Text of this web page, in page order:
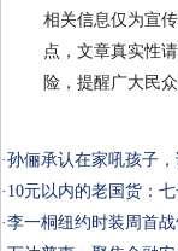
相关信息仅为宣
点，文章真实性
险，提醒广大民
·孙俪承认在家吼孩子
· 10元以内的老国货：
·李一桐纽约时装周首